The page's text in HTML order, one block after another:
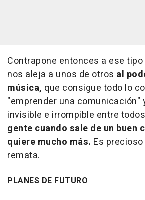
Contrapone entonces a ese
nos aleja a unos de otros al
música, que consigue todo lo
"emprender una comunicación"
invisible e irrompible entre
gente cuando sale de un buen
quiere mucho más. Es
remata.
PLANES DE FUTURO